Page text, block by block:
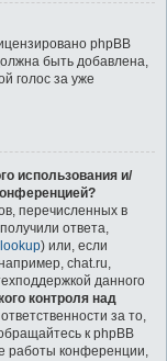
phpBB
быть добавлена,
голос за уже
использования и/
перечисленных в
ответа,
) или, если
chat.ru,
данного
контроля над
за то,
к phpBB
работы конференции,